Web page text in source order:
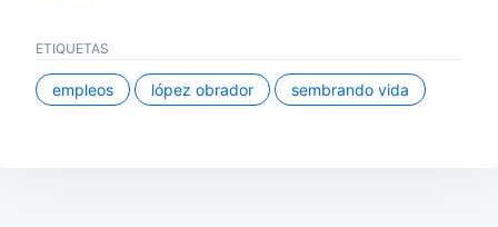
ETIQUETAS
empleos lópez obrador sembrando vida